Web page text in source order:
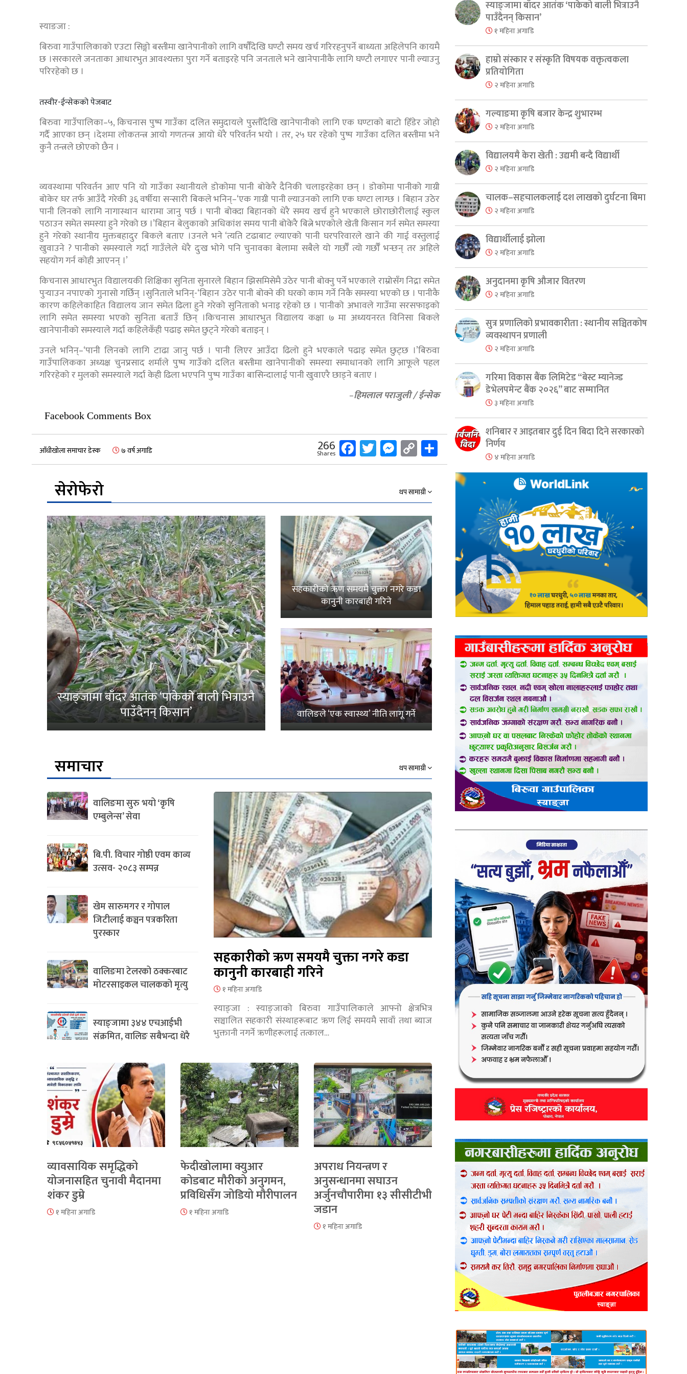
स्याङजा :
बिरुवा गाउँपालिकाको एउटा सिङ्गो बस्तीमा खानेपानीको लागि वर्षौँदेखि घण्टौ समय खर्च गरिरहनुपर्ने बाध्यता अहिलेपनि कायमै
छ ।सरकारले जनताका आधारभुत आवश्यक्ता पुरा गर्ने बताइरहे पनि जनताले भने खानेपानीकै लागि घण्टौ लगाएर पानी ल्याउनु
परिरहेको छ ।
तस्वीर-ईन्सेकको पेजबाट
बिरुवा गाउँपालिका–५, किचनास पुष्प गाउँका दलित समुदायले पुस्तौँदेखि खानेपानीको लागि एक घण्टाको बाटो हिँडेर जोहो
गर्दै आएका छन् ।देशमा लोकतन्त्र आयो गणतन्त्र आयो धेरै परिवर्तन भयो । तर, २५ घर रहेको पुष्प गाउँका दलित बस्तीमा भने
कुनै तन्त्रले छोएको छैन ।
व्यवस्थामा परिवर्तन आए पनि यो गाउँका स्थानीयले डोकोमा पानी बोकेरै दैनिकी चलाइरहेका छन् । डोकोमा पानीको गाग्री
बोकेर घर तर्फ आउँदै गरेकी ३६ वर्षीया सन्सारी बिकले भनिन्–‘एक गाग्री पानी ल्याउनको लागि एक घण्टा लाग्छ । बिहान उठेर
पानी लिनको लागि नागास्थान धारामा जानु पर्छ । पानी बोक्दा बिहानको धेरै समय खर्च हुने भएकाले छोराछोरीलाई स्कुल
पठाउन समेत समस्या हुने गरेको छ ।’बिहान बेलुकाको अधिकांश समय पानी बोकेरै बित्ने भएकोले खेती किसान गर्न समेत समस्या
हुने गरेको स्थानीय मुक्तबहादुर बिकले बताए ।उनले भने ‘त्यति टढाबाट ल्याएको पानी घरपरिवारले खाने की गाई वस्तुलाई
खुवाउने ? पानीको समस्याले गर्दा गाउँलेले धेरै दुःख भोगे पनि चुनावका बेलामा सबैले यो गर्छौँ त्यो गर्छौँ भन्छन् तर अहिले
सहयोग गर्न कोही आएनन् ।’
किचनास आधारभुत विद्यालयकी शिक्षिका सुनिता सुनारले बिहान झिसमिसेमै उठेर पानी बोक्नु पर्ने भएकाले राम्रोसँग निद्रा समेत
पुर्‍याउन नपाएको गुनासो गर्छिन् ।सुनिताले भनिन्-‘बिहान उठेर पानी बोक्ने की घरको काम गर्ने निकै समस्या भएको छ । पानीकै
कारण कहिलेकाहित विद्यालय जान समेत ढिला हुने गरेको सुनिताको भनाइ रहेको छ । पानीको अभावले गाउँमा सरसफाइको
लागि समेत समस्या भएको सुनिता बताउँ छिन् ।किचनास आधारभुत विद्यालय कक्षा ७ मा अध्ययनरत विनिसा बिकले
खानेपानीको समस्याले गर्दा कहिलेकँही पढाइ समेत छुट्ने गरेको बताइन् ।
उनले भनिन्–‘पानी लिनको लागि टाढा जानु पर्छ । पानी लिएर आउँदा ढिलो हुने भएकाले पढाइ समेत छुट्छ ।’बिरुवा
गाउँपालिकका अध्यक्ष चुनप्रसाद शर्माले पुष्प गाउँको दलित बस्तीमा खानेपानीको समस्या समाधानको लागि आफूले पहल
गरिरहेको र मुलको समस्याले गर्दा केही ढिला भएपनि पुष्प गाउँका बासिन्दालाई पानी खुवाएरै छाड्ने बताए ।
–हिमलाल पराजुली / ईन्सेक
Facebook Comments Box
आँधीखोला समाचार डेस्क ७ वर्ष अगाडि 266
Shares Facebook
Twitter
Messenger
Copy
Link
Share
सेरोफेरो
थप सामाग्री
स्याङ्जामा बाँदर आतंक ‘पाकेको बाली भित्राउनै
पाउँदैनन् किसान’
सहकारीको ऋण समयमै चुक्ता नगरे कडा
कानुनी कारबाही गरिने
वालिङले ‘एक स्वास्थ्य’ नीति लागू गर्ने
समाचार थप सामाग्री
वालिङमा सुरु भयो ‘कृषि
एम्बुलेन्स’ सेवा
बि.पी. विचार गोष्ठी एवम काव्य
उत्सव- २०८३ सम्पन्न
खेम सारुमगर र गोपाल
जिटीलाई कञ्चन पत्रकरिता
पुरस्कार
वालिङमा टेलरको ठक्करबाट
मोटरसाइकल चालकको मृत्यु
स्याङ्जामा ३४४ एचआईभी
संक्रमित, वालिङ सबैभन्दा धेरै
सहकारीको ऋण समयमै चुक्ता नगरे कडा
कानुनी कारबाही गरिने
१ महिना अगाडि
स्याङ्जा : स्याङ्जाको बिरुवा गाउँपालिकाले आफ्नो क्षेत्रभित्र
सञ्चालित सहकारी संस्थाहरूबाट ऋण लिई समयमै सावाँ तथा ब्याज
भुक्तानी नगर्ने ऋणीहरूलाई तत्काल…
व्यावसायिक समृद्धिको
योजनासहित चुनावी मैदानमा
शंकर डुम्रे
१ महिना अगाडि
फेदीखोलामा क्युआर
कोडबाट मौरीको अनुगमन,
प्रविधिसँग जोडियो मौरीपालन
१ महिना अगाडि
अपराध नियन्त्रण र
अनुसन्धानमा सघाउन
अर्जुनचौपारीमा १३ सीसीटीभी
जडान
१ महिना अगाडि
स्याङ्जामा बाँदर आतंक ‘पाकेको बाली भित्राउनै
पाउँदैनन् किसान’
१ महिना अगाडि
हाम्रो संस्कार र संस्कृति विषयक वक्तृत्वकला
प्रतियोगिता
२ महिना अगाडि
गल्याङमा कृषि बजार केन्द्र शुभारम्भ
२ महिना अगाडि
विद्यालयमै केरा खेती : उद्यमी बन्दै विद्यार्थी
२ महिना अगाडि
चालक–सहचालकलाई दश लाखको दुर्घटना बिमा
२ महिना अगाडि
विद्यार्थीलाई झोला
२ महिना अगाडि
अनुदानमा कृषि औजार वितरण
२ महिना अगाडि
सुत्र प्रणालिको प्रभावकारीता : स्थानीय सञ्चितकोष
व्यवस्थापन प्रणाली
२ महिना अगाडि
गरिमा विकास बैंक लिमिटेड “बेस्ट म्यानेज्ड
डेभेलपमेन्ट बैंक २०२६” बाट सम्मानित
३ महिना अगाडि
शनिबार र आइतबार दुई दिन बिदा दिने सरकारको
निर्णय
४ महिना अगाडि